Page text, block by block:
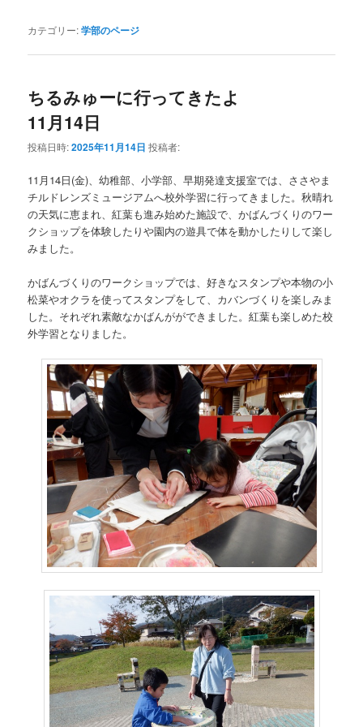
カテゴリー:学部のページ
ちるみゅーに行ってきたよ
11月14日
投稿日時:2025年11月14日 投稿者:
11月14日(金)、幼稚部、小学部、早期発達支援室では、ささやま
チルドレンズミュージアムへ校外学習に行ってきました。秋晴れ
の天気に恵まれ、紅葉も進み始めた施設で、かばんづくりのワー
クショップを体験したりや園内の遊具で体を動かしたりして楽し
みました。
かばんづくりのワークショップでは、好きなスタンプや本物の小
松菜やオクラを使ってスタンプをして、カバンづくりを楽しみま
した。それぞれ素敵なかばんがができました。紅葉も楽しめた校
外学習となりました。